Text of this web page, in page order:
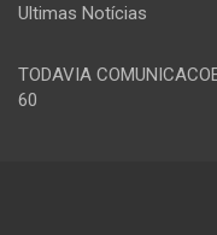
Ultimas Notícias
TODAVIA
60